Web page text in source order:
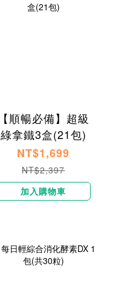
【順暢必備】超級
綠拿鐵3盒(21包)
NT$1,699
NT$2,397
加入購物車